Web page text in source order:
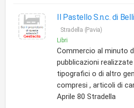
Il Pastello S.n.c. di
Stradella (Pavia)
Libri
Commercio al minuto
pubblicazioni
tipografici o di altro
compresi , articoli di
Aprile 80 Stradella